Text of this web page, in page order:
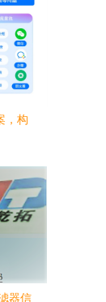
，构
器信